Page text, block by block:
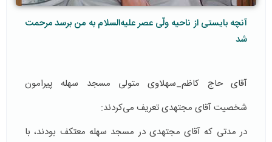
آنچه بایستی از ناحیه ولّی عصر علیه‌السلام به من برسد مرحمت
شد
آقای حاج کاظم_سهلاوی متولی مسجد سهله پیرامون
شخصیت آقای مجتهدی تعریف می‌کردند:
در مدتی که آقای مجتهدی در مسجد سهله معتکف بودند، با